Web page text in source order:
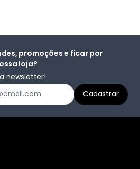
promoções e ficar por
loja?
newsletter!